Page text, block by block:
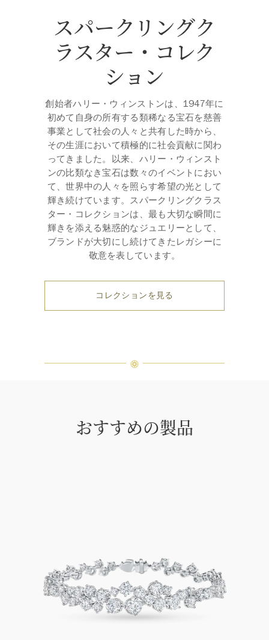
スパークリングク
ラスター・コレク
ション
創始者ハリー・ウィンストンは、1947年に
初めて自身の所有する類稀なる宝石を慈善
事業として社会の人々と共有した時から、
その生涯において積極的に社会貢献に関わ
ってきました。以来、ハリー・ウィンスト
ンの比類なき宝石は数々のイベントにおい
て、世界中の人々を照らす希望の光として
輝き続けています。スパークリングクラス
ター・コレクションは、最も大切な瞬間に
輝きを添える魅惑的なジュエリーとして、
ブランドが大切にし続けてきたレガシーに
敬意を表しています。
コレクションを見る
おすすめの製品